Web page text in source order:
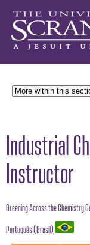
Industrial
Instructor
Greening Across the Chemistry
Português (Brasil)